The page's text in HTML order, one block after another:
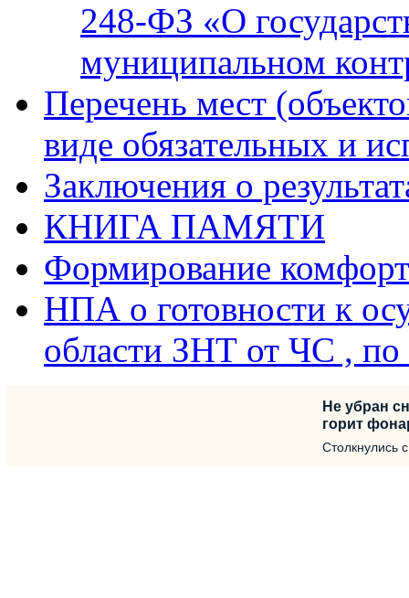
248-ФЗ «О
муниципальном
Перечень мест
виде обязательных и
Заключения о
КНИГА ПАМЯТИ
Формирование
НПА о готовности к
области ЗНТ от ЧС ,
Не убран
горит
Столкнулись